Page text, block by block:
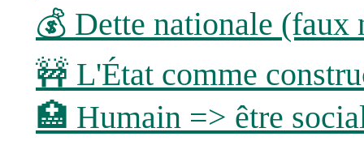
💰 Dette nationale
🚧 L'État comme
🏥 Humain => être